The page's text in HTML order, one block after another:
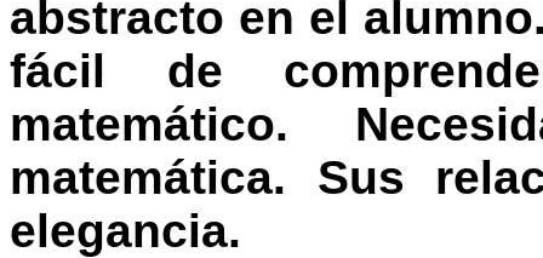
abstracto en el
fácil de
matemático.
matemática. Sus
elegancia.